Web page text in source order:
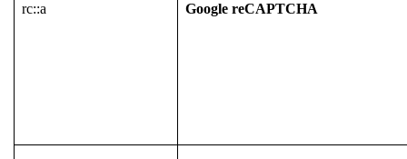
rc::a Google reCAPTCHA